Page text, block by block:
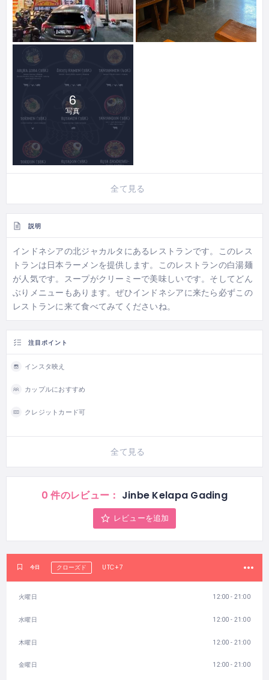
6
写真
全て見る
説明
インドネシアの北ジャカルタにあるレストランです。このレス
トランは日本ラーメンを提供します。このレストランの白湯麺
が人気です。スープがクリーミーで美味しいです。そしてどん
ぶりメニューもあります。ぜひインドネシアに来たら必ずこの
レストランに来て食べてみてくださいね。
注目ポイント
インスタ映え
カップルにおすすめ
クレジットカード可
全て見る
0 件のレビュー： Jinbe Kelapa Gading
レビューを追加
今日 クローズド UTC+7
火曜日 12:00 - 21:00
水曜日 12:00 - 21:00
木曜日 12:00 - 21:00
金曜日 12:00 - 21:00